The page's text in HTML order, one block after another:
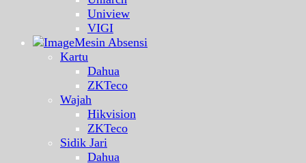
Uniview
VIGI
Mesin Absensi
Kartu
Dahua
ZKTeco
Wajah
Hikvision
ZKTeco
Sidik Jari
Dahua